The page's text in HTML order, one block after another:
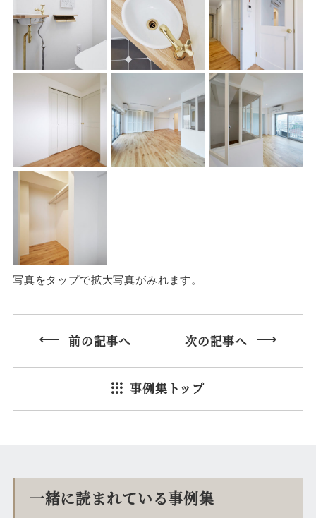
写真をタップで拡大写真がみれます。
前の記事へ
事例集トップ
次の記事へ
一緒に読まれている事例集